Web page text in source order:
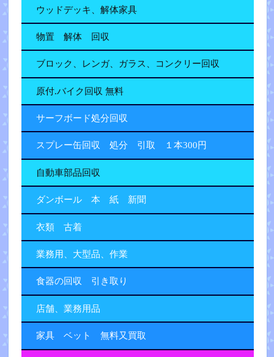
ウッドデッキ、解体家具
物置 解体 回収
ブロック、レンガ、ガラス、コンクリー回収
原付.バイク回収 無料
サーフボード処分回収
スプレー缶回収 処分 引取 １本300円
自動車部品回収
ダンボール 本 紙 新聞
衣類 古着
業務用、大型品、作業
食器の回収 引き取り
店舗、業務用品
家具 ベット 無料又買取